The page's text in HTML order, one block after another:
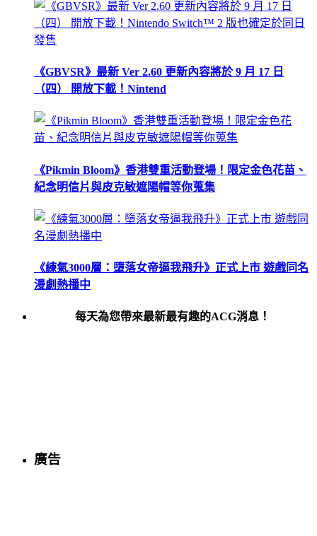
《GBVSR》最新 Ver 2.60 更新內容將於 9 月 17 日
（四） 開放下載！Nintend
《Pikmin Bloom》香港雙重活動登場！限定金色花苗、
紀念明信片與皮克敏遮陽帽等你蒐集
《練氣3000層：墮落女帝逼我飛升》正式上市 遊戲同名
漫劇熱播中
每天為您帶來最新最有趣的ACG消息！
廣告